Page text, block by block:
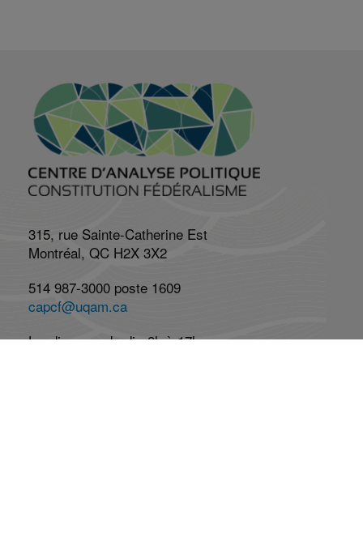
315, rue Sainte-Catherine Est
Montréal, QC H2X 3X2
514 987-3000 poste 1609
capcf@uqam.ca
Lundi au vendredi : 8h à 17h